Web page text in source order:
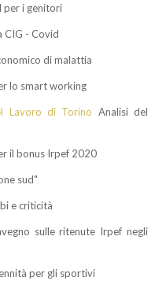
per i genitori
CIG - Covid
di malattia
lo smart working
Lavoro di Torino Analisi del
il bonus Irpef 2020
sud"
e criticità
sulle ritenute Irpef negli
per gli sportivi